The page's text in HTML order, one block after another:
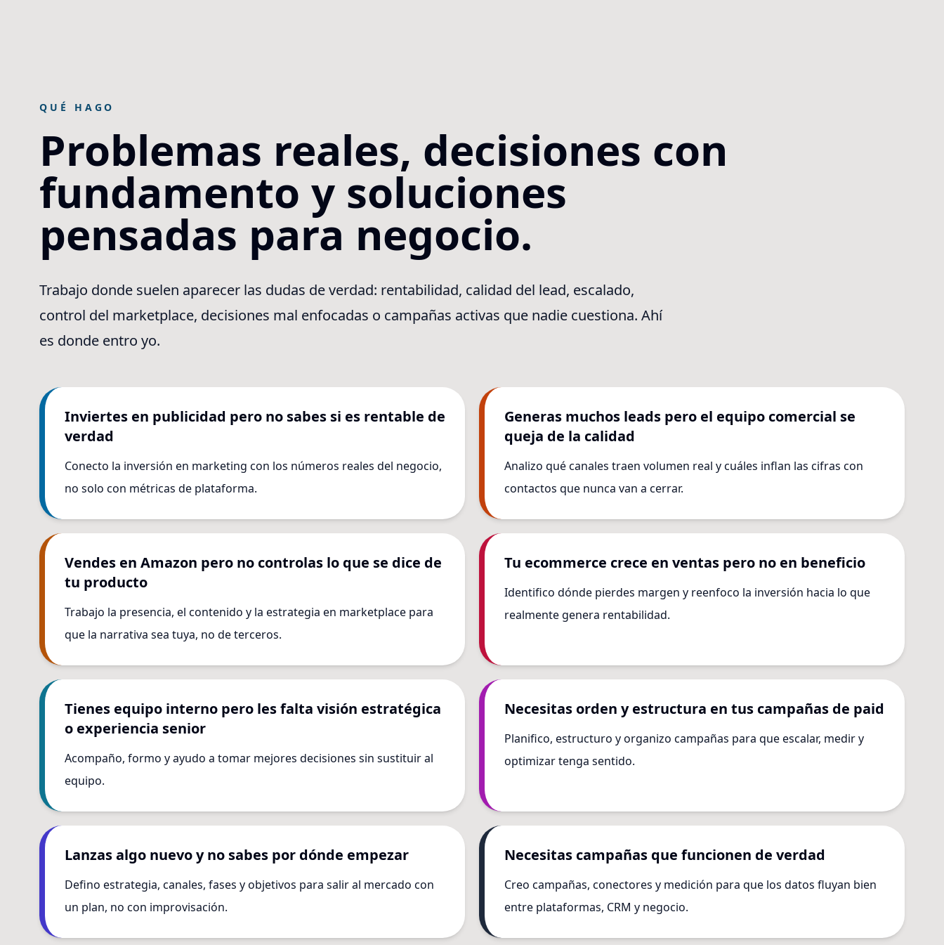
QUÉ HAGO
Problemas reales, decisiones con
fundamento y soluciones
pensadas para negocio.
Trabajo donde suelen aparecer las dudas de verdad: rentabilidad, calidad del lead, escalado,
control del marketplace, decisiones mal enfocadas o campañas activas que nadie cuestiona. Ahí
es donde entro yo.
Inviertes en publicidad pero no sabes si es rentable de
verdad
Conecto la inversión en marketing con los números reales del negocio,
no solo con métricas de plataforma.
Generas muchos leads pero el equipo comercial se
queja de la calidad
Analizo qué canales traen volumen real y cuáles inflan las cifras con
contactos que nunca van a cerrar.
Vendes en Amazon pero no controlas lo que se dice de
tu producto
Trabajo la presencia, el contenido y la estrategia en marketplace para
que la narrativa sea tuya, no de terceros.
Tu ecommerce crece en ventas pero no en beneficio
Identifico dónde pierdes margen y reenfoco la inversión hacia lo que
realmente genera rentabilidad.
Tienes equipo interno pero les falta visión estratégica
o experiencia senior
Acompaño, formo y ayudo a tomar mejores decisiones sin sustituir al
equipo.
Necesitas orden y estructura en tus campañas de paid
Planifico, estructuro y organizo campañas para que escalar, medir y
optimizar tenga sentido.
Lanzas algo nuevo y no sabes por dónde empezar
Defino estrategia, canales, fases y objetivos para salir al mercado con
un plan, no con improvisación.
Necesitas campañas que funcionen de verdad
Creo campañas, conectores y medición para que los datos fluyan bien
entre plataformas, CRM y negocio.